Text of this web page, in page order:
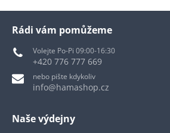
Rádi vám pomůžeme
Volejte Po-Pi 09:00-16:30
+420 776 777 669
nebo pište kdykoliv
info@hamashop.cz
Naše výdejny